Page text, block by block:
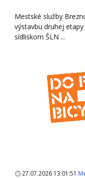
Mestské služby
výstavbu druhej
sídliskom ŠLN ...
27.07.2026 13:01:51